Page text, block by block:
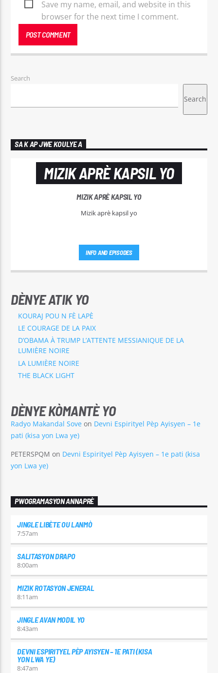
Save my name, email, and website in this
browser for the next time I comment.
Search
Search
SA K AP JWE KOULYE A
MIZIK APRÈ KAPSIL YO
MIZIK APRÈ KAPSIL YO
Mizik aprè kapsil yo
INFO AND EPISODES
DÈNYE ATIK YO
KOURAJ POU N FÈ LAPÈ
LE COURAGE DE LA PAIX
D’OBAMA À TRUMP L’ATTENTE MESSIANIQUE DE LA
LUMIÈRE NOIRE
LA LUMIÈRE NOIRE
THE BLACK LIGHT
DÈNYE KÒMANTÈ YO
Radyo Makandal Sove on Devni Espirityel Pèp Ayisyen – 1e
pati (kisa yon Lwa ye)
PETERSPQM on Devni Espirityel Pèp Ayisyen – 1e pati (kisa
yon Lwa ye)
PWOGRAMASYON ANNAPRÈ
JINGLE LIBÈTE OU LANMÒ
7:57am
SALITASYON DRAPO
8:00am
MIZIK ROTASYON JENERAL
8:11am
JINGLE AVAN MODIL YO
8:43am
DEVNI ESPIRITYEL PÈP AYISYEN – 1E PATI (KISA
YON LWA YE)
8:47am